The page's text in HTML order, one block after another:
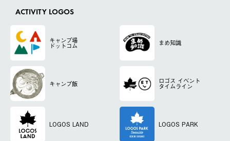
ACTIVITY LOGOS
キャンプ場
ドットコム まめ知識
キャンプ飯 ロゴス イベント
タイムライン
LOGOS LAND LOGOS PARK